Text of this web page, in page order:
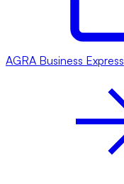
AGRA Business Express